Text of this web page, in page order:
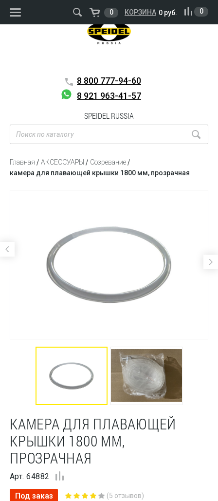
ВОЙТИ РЕГИСТРАЦИЯ
8 800 777-94-60
8 921 963-41-57
SPEIDEL RUSSIA
0 КОРЗИНА 0 руб. 0
Главная АКСЕССУАРЫ
Созревание
камера для плавающей крышки 1800 мм, прозрачная
КАМЕРА ДЛЯ ПЛАВАЮЩЕЙ
КРЫШКИ 1800 ММ,
ПРОЗРАЧНАЯ
Арт. 64882
Под заказ (5 отзывов)